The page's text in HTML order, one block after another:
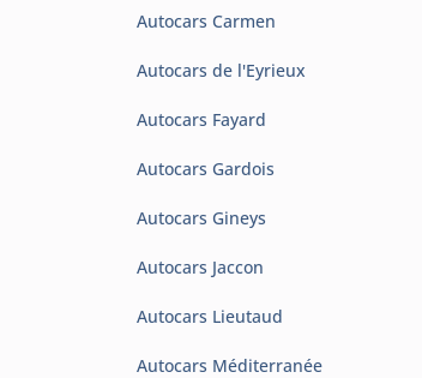
Autocars Carmen
Autocars de l'Eyrieux
Autocars Fayard
Autocars Gardois
Autocars Gineys
Autocars Jaccon
Autocars Lieutaud
Autocars Méditerranée